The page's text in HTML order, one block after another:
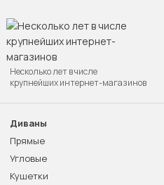
Несколько лет в числе
крупнейших интернет-магазинов
Диваны
Прямые
Угловые
Кушетки